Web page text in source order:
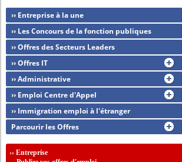
›› Entreprise à la une
›› Les Concours de la fonction publiques
›› Offres des Secteurs Leaders
›› Offres IT
›› Administrative
›› Emploi Centre d'Appel
›› Immigration emploi à l'étranger
Parcourir les Offres
››Entreprise